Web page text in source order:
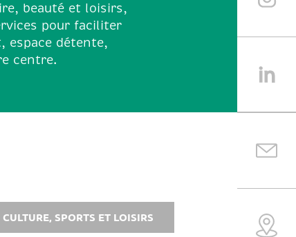
beauté et loisirs,
pour faciliter
espace détente,
centre.
CULTURE, SPORTS ET LOISIRS